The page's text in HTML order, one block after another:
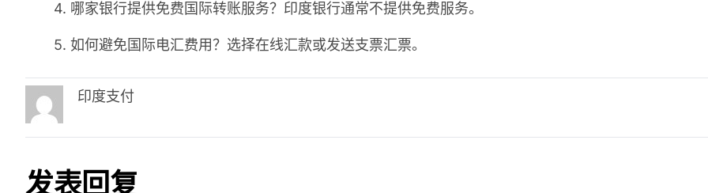
4. 哪家银行提供免费国际转账服务？印度银行通常不提供免费服务。
5. 如何避免国际电汇费用？选择在线汇款或发送支票汇票。
印度支付
发表回复